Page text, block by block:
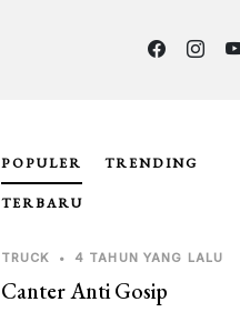
POPULER TRENDING
TERBARU
TRUCK • 4 TAHUN YANG LALU
Canter Anti Gosip